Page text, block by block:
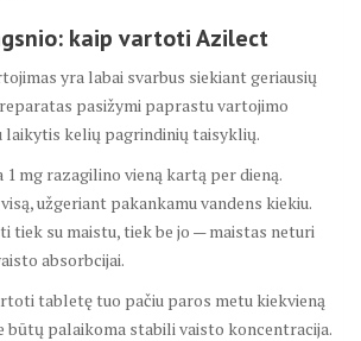
kaip vartoti Azilect
yra labai svarbus siekiant geriausių
pasižymi paprastu vartojimo
laikytis kelių pagrindinių taisyklių.
mg razagilino vieną kartą per dieną.
užgeriant pakankamu vandens kiekiu.
tiek su maistu, tiek be jo — maistas neturi
absorbcijai.
tabletę tuo pačiu paros metu kiekvieną
būtų palaikoma stabili vaisto koncentracija.